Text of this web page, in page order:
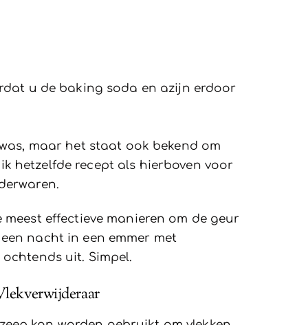
u de baking soda en azijn erdoor
maar het staat ook bekend om
hetzelfde recept als hierboven voor
effectieve manieren om de geur
nacht in een emmer met
ochtends uit. Simpel.